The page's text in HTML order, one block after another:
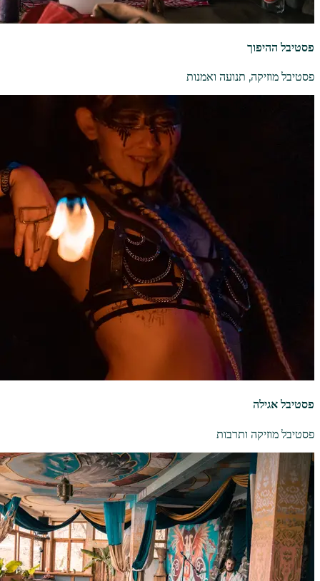
פסטיבל ההיפוך
פסטיבל מוזיקה, תנועה ואמנות
פסטיבל אגילה
פסטיבל מוזיקה ותרבות